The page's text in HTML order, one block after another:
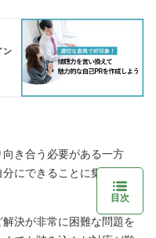
ン
き合う必要がある一方
にできることに集中する
決が非常に困難な問題を
目次